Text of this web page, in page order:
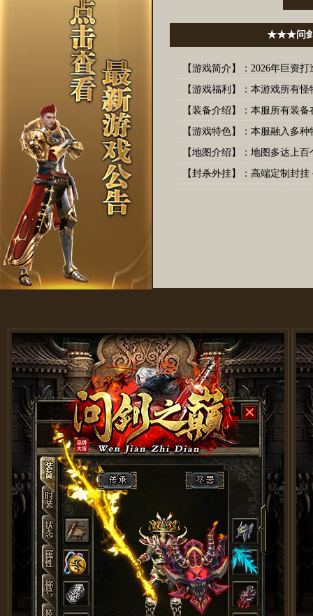
★★★问剑
【游戏简介】：2026年巨资
【游戏福利】：本游戏所有
【装备介绍】：本服所有装
【游戏特色】：本服融入多
【地图介绍】：地图多达上
【封杀外挂】：高端定制封